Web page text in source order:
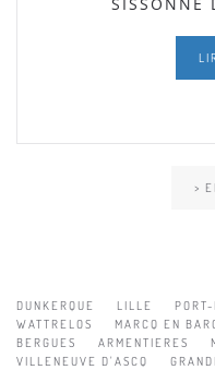
>
DUNKERQUE LILLE
WATTRELOS
MARCQ EN
BERGUES
ARMENTIERES
VILLENEUVE D'ASCQ